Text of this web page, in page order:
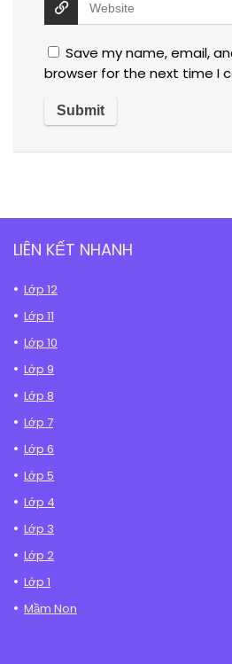
Save my name, email,
browser for the next time I
LIÊN KẾT NHANH
Lớp 12
Lớp 11
Lớp 10
Lớp 9
Lớp 8
Lớp 7
Lớp 6
Lớp 5
Lớp 4
Lớp 3
Lớp 2
Lớp 1
Mầm Non